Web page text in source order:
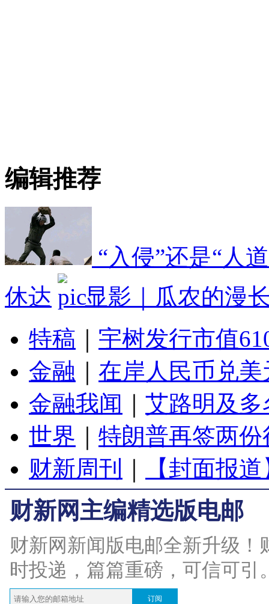
编辑推荐
“入侵”还是“人
休达
显影｜瓜农的漫
特稿
宇树发行市值
金融
在岸人民币兑
金融我闻
艾路明及
世界
特朗普再签两
财新周刊
【封面报
财新网主编精选版电邮
财新网新闻版电邮全新升级
时投递，篇篇重磅，可信可引
订阅